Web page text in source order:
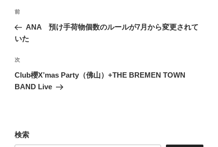
投
ナ
ゲ
ー
シ
前
の
投
前
ANA 預け手荷物個数のルールが7月から変更されて
いた
次
の
投
次
Club櫻X’mas Party（佛山）+THE BREMEN TOWN
BAND Live
検索